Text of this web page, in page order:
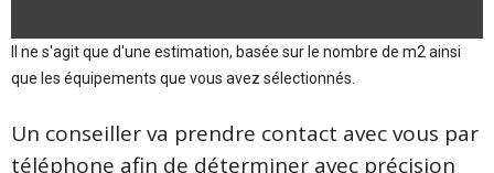
Il ne s'agit que d'une estimation, basée sur le nombre de m2 ainsi
que les équipements que vous avez sélectionnés.
Un conseiller va prendre contact avec vous par
téléphone afin de déterminer avec précision